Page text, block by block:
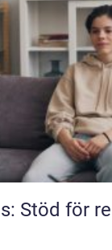
Stöd för